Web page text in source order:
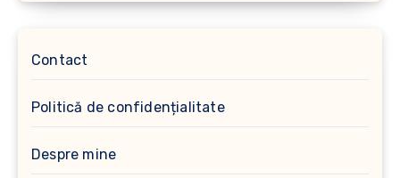
Contact
Politică de confidențialitate
Despre mine